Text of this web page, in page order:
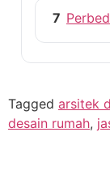
7
Tagged arsitek
desain rumah,